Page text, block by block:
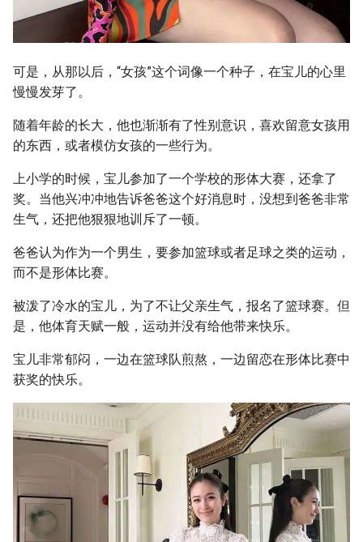
可是，从那以后，“女孩”这个词像一个种子，在宝儿的心里
慢慢发芽了。
随着年龄的长大，他也渐渐有了性别意识，喜欢留意女孩用
的东西，或者模仿女孩的一些行为。
上小学的时候，宝儿参加了一个学校的形体大赛，还拿了
奖。当他兴冲冲地告诉爸爸这个好消息时，没想到爸爸非常
生气，还把他狠狠地训斥了一顿。
爸爸认为作为一个男生，要参加篮球或者足球之类的运动，
而不是形体比赛。
被泼了冷水的宝儿，为了不让父亲生气，报名了篮球赛。但
是，他体育天赋一般，运动并没有给他带来快乐。
宝儿非常郁闷，一边在篮球队煎熬，一边留恋在形体比赛中
获奖的快乐。